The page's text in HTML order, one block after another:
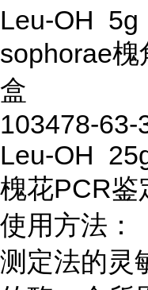
Leu-OH 5g
sophorae
盒
103478-
Leu-OH
槐花PCR鉴
使用方法：
测定法的灵